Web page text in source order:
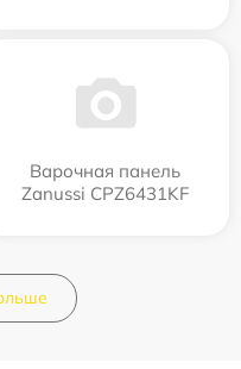
Варочная панель
Zanussi CPZ6431KF